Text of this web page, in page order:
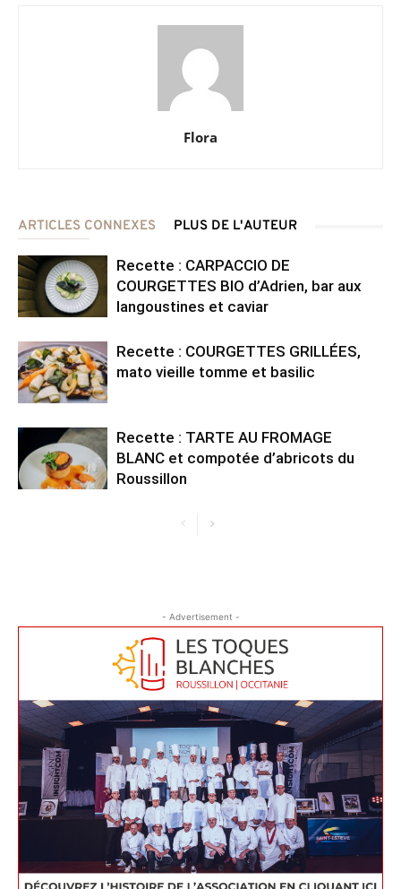
Flora
ARTICLES CONNEXES PLUS DE L'AUTEUR
Recette : CARPACCIO DE
COURGETTES BIO d’Adrien, bar aux
langoustines et caviar
Recette : COURGETTES GRILLÉES,
mato vieille tomme et basilic
Recette : TARTE AU FROMAGE
BLANC et compotée d’abricots du
Roussillon
- Advertisement -